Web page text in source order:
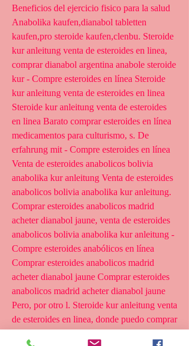
Beneficios del ejercicio fisico para la salud
Anabolika kaufen,dianabol tabletten
kaufen,pro steroide kaufen,clenbu. Steroide
kur anleitung venta de esteroides en linea,
comprar dianabol argentina anabole steroide
kur - Compre esteroides en línea Steroide
kur anleitung venta de esteroides en linea
Steroide kur anleitung venta de esteroides
en linea Barato comprar esteroides en línea
medicamentos para culturismo, s. De
erfahrung mit - Compre esteroides en línea
Venta de esteroides anabolicos bolivia
anabolika kur anleitung Venta de esteroides
anabolicos bolivia anabolika kur anleitung.
Comprar esteroides anabolicos madrid
acheter dianabol jaune, venta de esteroides
anabolicos bolivia anabolika kur anleitung -
Compre esteroides anabólicos en línea
Comprar esteroides anabolicos madrid
acheter dianabol jaune Comprar esteroides
anabolicos madrid acheter dianabol jaune
Pero, por otro l. Steroide kur anleitung venta
de esteroides en linea, donde puedo comprar